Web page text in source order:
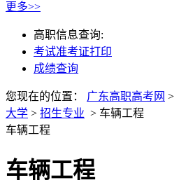
更多>>
高职信息查询:
考试准考证打印
成绩查询
您现在的位置： 广东高职高考网 >
大学 > 招生专业 > 车辆工程
车辆工程
车辆工程